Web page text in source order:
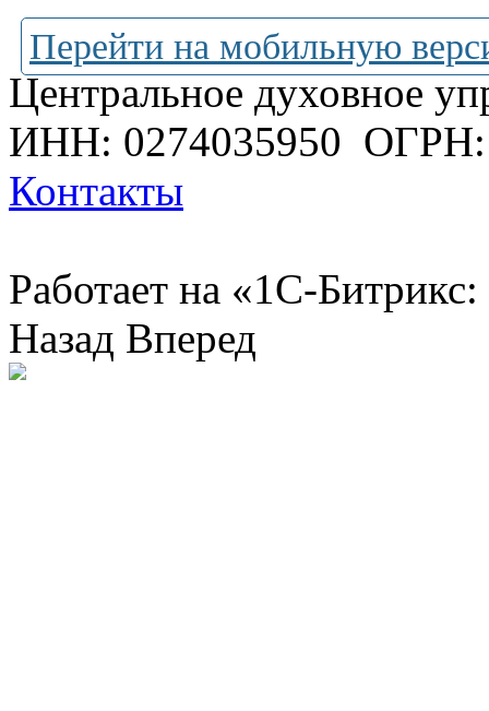
Перейти на мобильную
Центральное духовное
ИНН: 0274035950 ОГРН:
Контакты
Работает на «1С-
Назад Вперед